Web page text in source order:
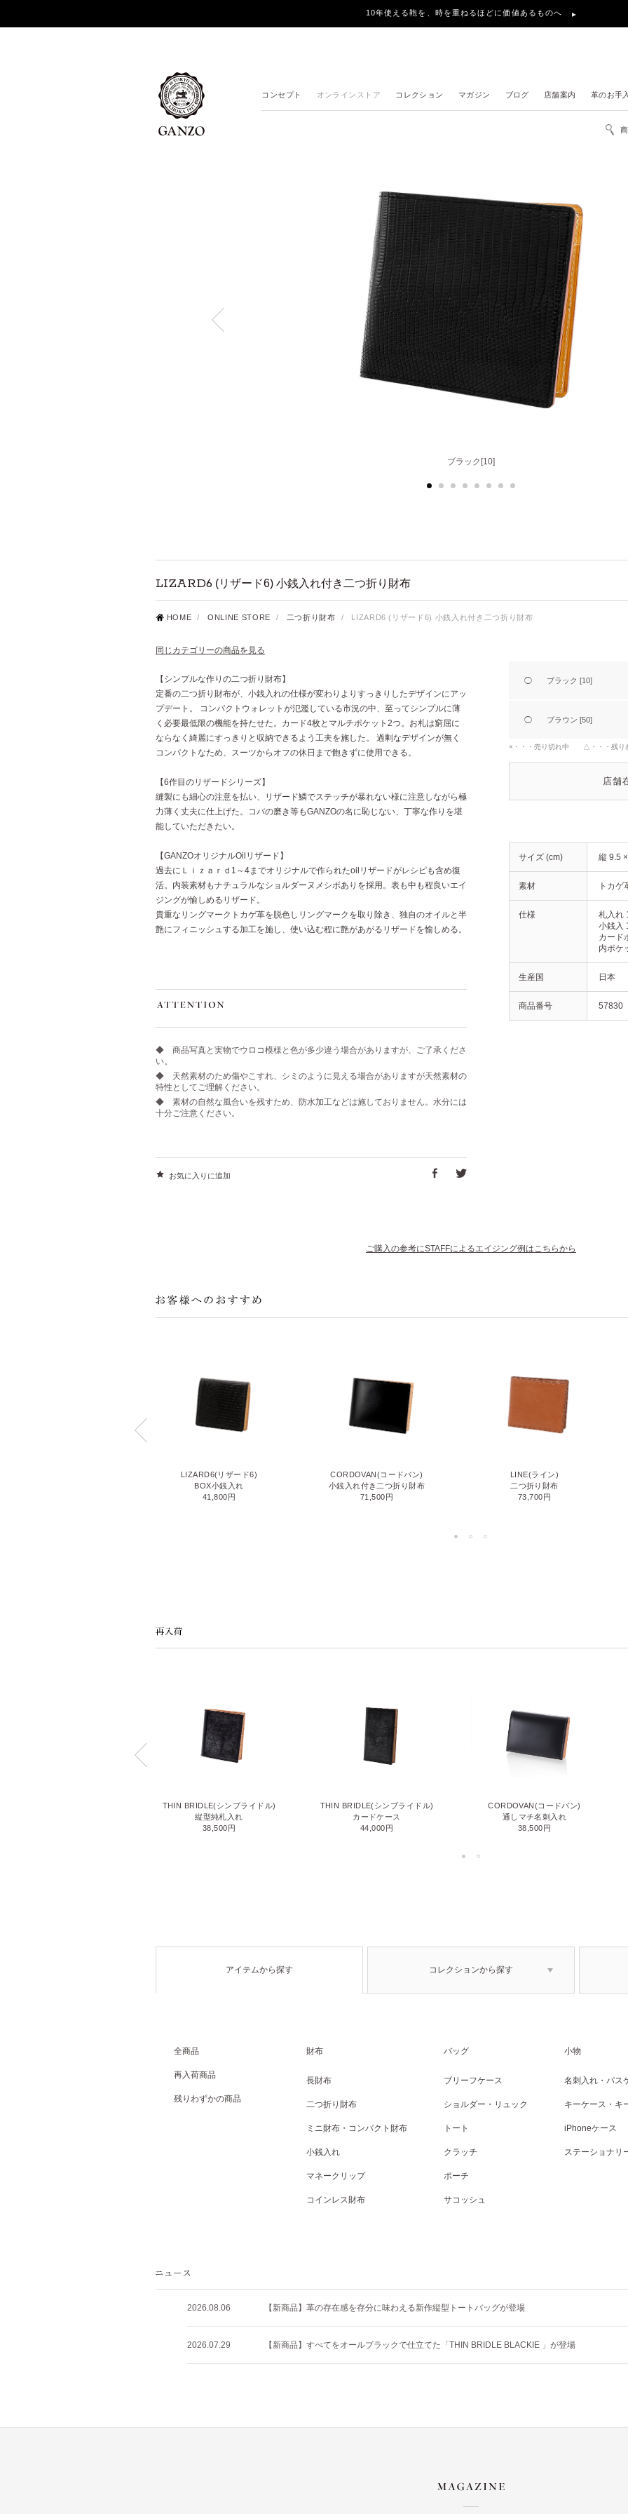
10年使える鞄を、時を重ねるほどに価値あるものへ
コンセプト オンラインストア コレクション マガジン ブログ 店舗案内 革のお手
ブラック[10]
ブラウン[50]
LIZARD6 (リザード6) 小銭入れ付き二つ折り財布
HOME / ONLINE STORE / 二つ折り財布 / LIZARD6 (リザード6) 小銭入れ付き二つ折り財布
同じカテゴリーの商品を見る
【シンプルな作りの二つ折り財布】
定番の二つ折り財布が、小銭入れの仕様が変わりよりすっきりしたデザインにアッ
プデート。 コンパクトウォレットが氾濫している市況の中、至ってシンプルに薄
く必要最低限の機能を持たせた。カード4枚とマルチポケット2つ。お札は窮屈に
ならなく綺麗にすっきりと収納できるよう工夫を施した。 過剰なデザインが無く
コンパクトなため、スーツからオフの休日まで飽きずに使用できる。
【6作目のリザードシリーズ】
縫製にも細心の注意を払い、リザード鱗でステッチが暴れない様に注意しながら極
力薄く丈夫に仕上げた。コバの磨き等もGANZOの名に恥じない、丁寧な作りを堪
能していただきたい。
【GANZOオリジナルOilリザード】
過去にＬｉｚａｒｄ1～4までオリジナルで作られたoilリザードがレシピも含め復
活。内装素材もナチュラルなショルダーヌメシボありを採用。表も中も程良いエイ
ジングが愉しめるリザード。
貴重なリングマークトカゲ革を脱色しリングマークを取り除き、独自のオイルと半
艶にフィニッシュする加工を施し、使い込む程に艶があがるリザードを愉しめる。
◆ 商品写真と実物でウロコ模様と色が多少違う場合がありますが、ご了承くださ
い。
◆ 天然素材のため傷やこすれ、シミのように見える場合がありますが天然素材の
特性としてご理解ください。
◆ 素材の自然な風合いを残すため、防水加工などは施しておりません。水分には
十分ご注意ください。
お気に入りに追加
◯ ブラック [10]
◯ ブラウン [50]
×・・・売り切れ中 △・・・残り
店舗
サイズ (cm) 縦 9.5
素材 トカゲ
仕様
札入れ
小銭入
カード
内ポケ
生産国 日本
商品番号 57830
ご購入の参考にSTAFFによるエイジング例はこちらから
LIZARD6(リザード6)
BOX小銭入れ
41,800円
CORDOVAN(コードバン)
小銭入れ付き二つ折り財布
71,500円
LINE(ライン)
二つ折り財布
73,700円
THIN BRIDLE(シンブライドル)
縦型純札入れ
38,500円
THIN BRIDLE(シンブライドル)
カードケース
44,000円
CORDOVAN(コードバン)
通しマチ名刺入れ
38,500円
アイテムから探す コレクションから探す
全商品
再入荷商品
残りわずかの商品
財布
長財布
二つ折り財布
ミニ財布・コンパクト財布
小銭入れ
マネークリップ
コインレス財布
バッグ
ブリーフケース
ショルダー・リュック
トート
クラッチ
ポーチ
サコッシュ
小物
名刺入れ・パス
キーケース・キ
iPhoneケース
ステーショナリ
2026.08.06 【新商品】革の存在感を存分に味わえる新作縦型トートバッグが登場
2026.07.29 【新商品】すべてをオールブラックで仕立てた「THIN BRIDLE BLACKIE 」が登場